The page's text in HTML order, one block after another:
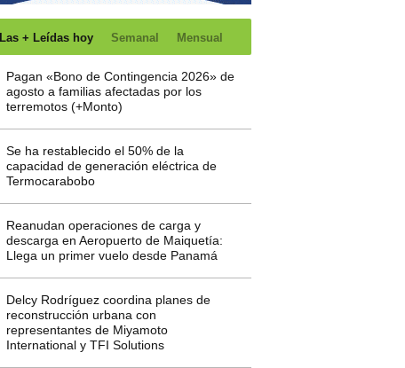
Las + Leídas hoy Semanal Mensual
Pagan «Bono de Contingencia 2026» de
agosto a familias afectadas por los
terremotos (+Monto)
Se ha restablecido el 50% de la
capacidad de generación eléctrica de
Termocarabobo
Reanudan operaciones de carga y
descarga en Aeropuerto de Maiquetía:
Llega un primer vuelo desde Panamá
Delcy Rodríguez coordina planes de
reconstrucción urbana con
representantes de Miyamoto
International y TFI Solutions